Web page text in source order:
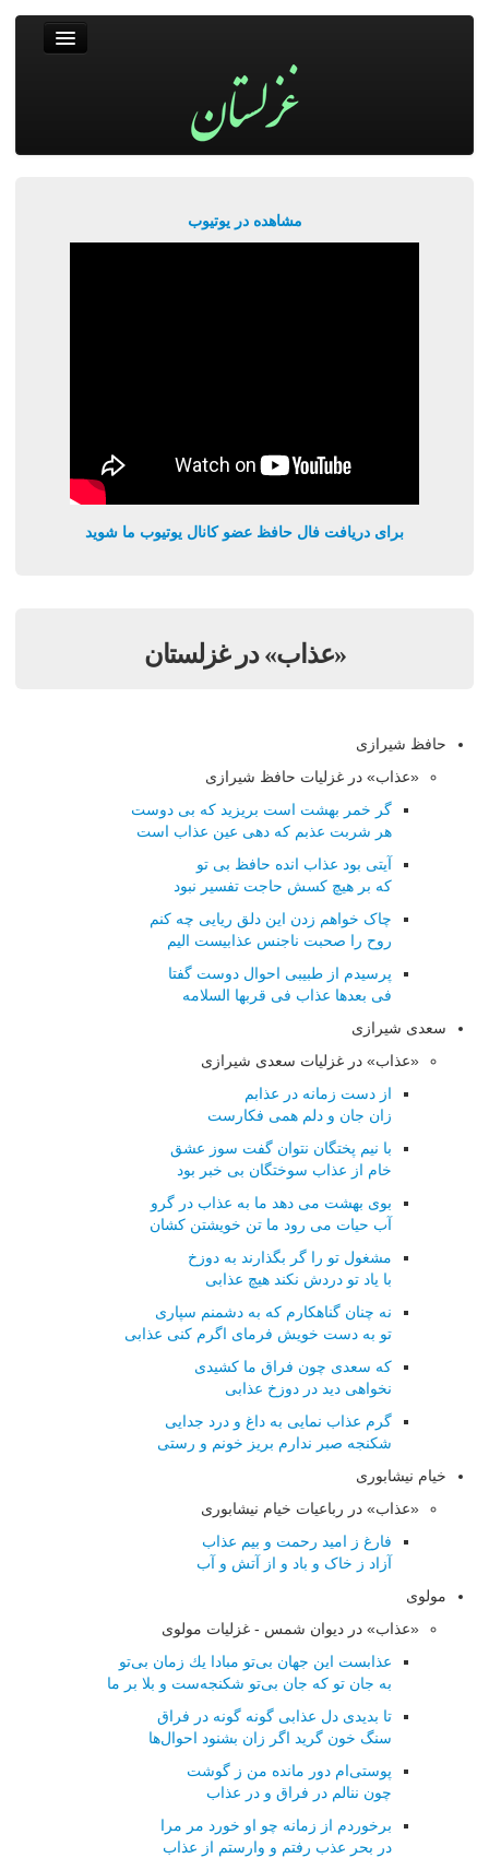
مشاهده در یوتیوب
برای دریافت فال حافظ عضو کانال یوتیوب ما شوید
«عذاب» در غزلستان
حافظ شیرازی
«عذاب» در غزلیات حافظ شیرازی
گر خمر بهشت است بریزید که بی دوست
هر شربت عذبم که دهی عین عذاب است
آیتی بود عذاب انده حافظ بی تو
که بر هیچ کسش حاجت تفسیر نبود
چاک خواهم زدن این دلق ریایی چه کنم
روح را صحبت ناجنس عذابیست الیم
پرسیدم از طبیبی احوال دوست گفتا
فی بعدها عذاب فی قربها السلامه
سعدی شیرازی
«عذاب» در غزلیات سعدی شیرازی
از دست زمانه در عذابم
زان جان و دلم همی فکارست
با نیم پختگان نتوان گفت سوز عشق
خام از عذاب سوختگان بی خبر بود
بوی بهشت می دهد ما به عذاب در گرو
آب حیات می رود ما تن خویشتن کشان
مشغول تو را گر بگذارند به دوزخ
با یاد تو دردش نکند هیچ عذابی
نه چنان گناهکارم که به دشمنم سپاری
تو به دست خویش فرمای اگرم کنی عذابی
که سعدی چون فراق ما کشیدی
نخواهی دید در دوزخ عذابی
گرم عذاب نمایی به داغ و درد جدایی
شکنجه صبر ندارم بریز خونم و رستی
خیام نیشابوری
«عذاب» در رباعیات خیام نیشابوری
فارغ ز امید رحمت و بیم عذاب
آزاد ز خاک و باد و از آتش و آب
مولوی
«عذاب» در دیوان شمس - غزلیات مولوی
عذابست این جهان بی‌تو مبادا یك زمان بی‌تو
به جان تو كه جان بی‌تو شكنجه‌ست و بلا بر ما
تا بدیدی دل عذابی گونه گونه در فراق
سنگ خون گرید اگر زان بشنود احوال‌ها
پوستی‌ام دور مانده من ز گوشت
چون ننالم در فراق و در عذاب
برخوردم از زمانه چو او خورد مر مرا
در بحر عذب رفتم و وارستم از عذاب